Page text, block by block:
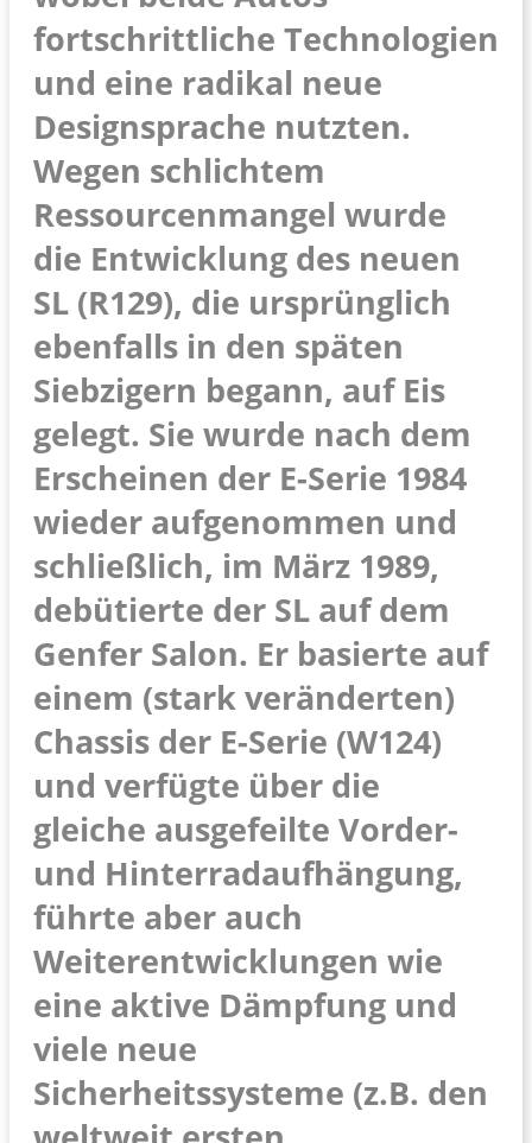
fortschrittliche Technologien
und eine radikal neue
Designsprache nutzten.
Wegen schlichtem
Ressourcenmangel wurde
die Entwicklung des neuen
SL (R129), die ursprünglich
ebenfalls in den späten
Siebzigern begann, auf Eis
gelegt. Sie wurde nach dem
Erscheinen der E-Serie 1984
wieder aufgenommen und
schließlich, im März 1989,
debütierte der SL auf dem
Genfer Salon. Er basierte auf
einem (stark veränderten)
Chassis der E-Serie (W124)
und verfügte über die
gleiche ausgefeilte Vorder-
und Hinterradaufhängung,
führte aber auch
Weiterentwicklungen wie
eine aktive Dämpfung und
viele neue
Sicherheitssysteme (z.B. den